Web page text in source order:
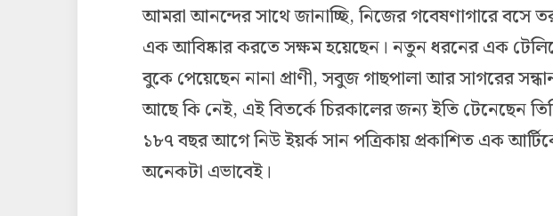
আমরা আনন্দের সাথে জানাচ্ছি, নিজের গবেষণাগারে বসে
এক আবিষ্কার করতে সক্ষম হয়েছেন। নতুন ধরনের এক
বুকে পেয়েছেন নানা প্রাণী, সবুজ গাছপালা আর সাগরের
আছে কি নেই, এই বিতর্কে চিরকালের জন্য ইতি টেনেছেন
১৮৭ বছর আগে নিউ ইয়র্ক সান পত্রিকায় প্রকাশিত এক
অনেকটা এভাবেই।